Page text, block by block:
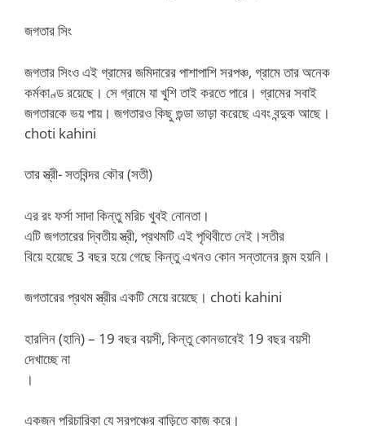
জগতার সিং
জগতার সিংও এই গ্রামের জমিদারের পাশাপাশি সরপঞ্চ, গ্রামে তার অনেক
কর্মকাণ্ড রয়েছে। সে গ্রামে যা খুশি তাই করতে পারে। গ্রামের সবাই
জগতারকে ভয় পায়। জগতারও কিছু গুন্ডা ভাড়া করেছে এবং বন্দুক আছে।
choti kahini
তার স্ত্রী- সতবিন্দর কৌর (সতী)
এর রং ফর্সা সাদা কিন্তু মরিচ খুবই নোনতা।
এটি জগতারের দ্বিতীয় স্ত্রী, প্রথমটি এই পৃথিবীতে নেই।সতীর
বিয়ে হয়েছে 3 বছর হয়ে গেছে কিন্তু এখনও কোন সন্তানের জন্ম হয়নি।
জগতারের প্রথম স্ত্রীর একটি মেয়ে রয়েছে। choti kahini
হারলিন (হানি) – 19 বছর বয়সী, কিন্তু কোনভাবেই 19 বছর বয়সী
দেখাচ্ছে না
।
একজন পরিচারিকা যে সরপঞ্চের বাড়িতে কাজ করে।